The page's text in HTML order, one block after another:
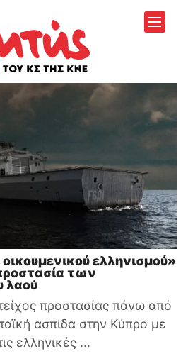
ελληνισμού»
των
λαού
προστασίας πάνω από
ασπίδα στην Κύπρο με
ελληνικές ...